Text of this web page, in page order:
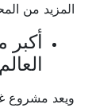
المزيد من
أكبر
العالم
ويعد مشروع